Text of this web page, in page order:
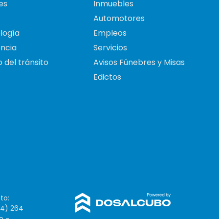
del tránsito
Inmuebles
Automotores
Empleos
Servicios
Avisos Fúnebres y Misas
Edictos
264